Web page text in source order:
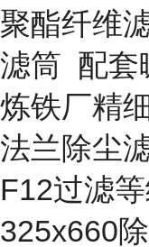
聚酯纤维
滤筒 配套
炼铁厂精
法兰除尘
F12过滤
325x660